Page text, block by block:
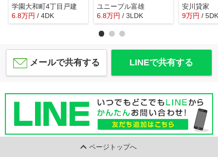
学園大和町4丁目戸建
6.8万円 / 4DK
ユニーブル富雄
6.8万円 / 3LDK
安川貸家
9万円 / 5DK
メールで共有する LINEで共有する
ページトップへ